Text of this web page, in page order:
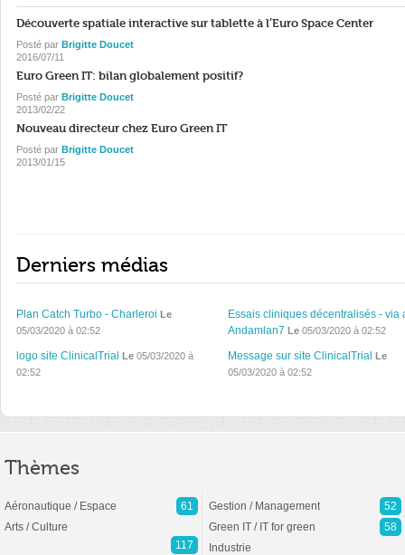
Découverte spatiale interactive sur tablette à l’Euro Space Center
Posté par Brigitte Doucet
2016/07/11
Euro Green IT: bilan globalement positif?
Posté par Brigitte Doucet
2013/02/22
Nouveau directeur chez Euro Green IT
Posté par Brigitte Doucet
2013/01/15
Derniers médias
Plan Catch Turbo - Charleroi Le
05/03/2020 à 02:52
Essais cliniques décentralisés - via
Andamlan7 Le05/03/2020 à 02:52
logo site ClinicalTrial Le 05/03/2020 à
02:52
Message sur site ClinicalTrial Le
05/03/2020 à 02:52
Thèmes
Aéronautique / Espace
61
Arts / Culture
117
Gestion / Management
52
Green IT / IT for green
58
Industrie